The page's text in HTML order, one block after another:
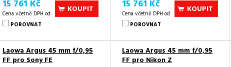
KOUPIT
15 761 Kč
Cena včetně DPH od
POROVNAT
KOUPIT
15 761 Kč
Cena včetně DPH od
POROVNAT
Laowa Argus 45 mm f/0,95
FF pro Sony FE
Laowa Argus 45 mm f/0,95
FF pro Nikon Z